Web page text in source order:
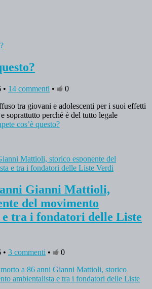
• 14 commenti •
0
tra giovani e adolescenti per i suoi effetti
soprattutto perché è del tutto legale
cos’è questo?
Gianni Mattioli,
del movimento
tra i fondatori delle Liste
• 3 commenti •
0
a 86 anni Gianni Mattioli, storico
ambientalista e tra i fondatori delle Liste